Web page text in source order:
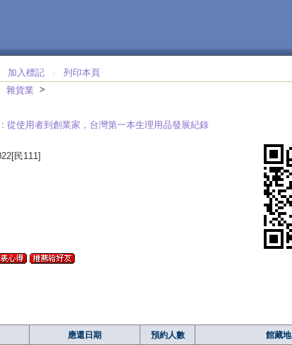
加入標記 ‧
列印本頁
雜貨業 >
: 從使用者到創業家，台灣第一本生理用品發展紀錄
民111]
應還日期 預約人數 館藏地